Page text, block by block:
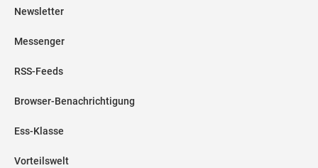
Newsletter
Messenger
RSS-Feeds
Browser-Benachrichtigung
Ess-Klasse
Vorteilswelt